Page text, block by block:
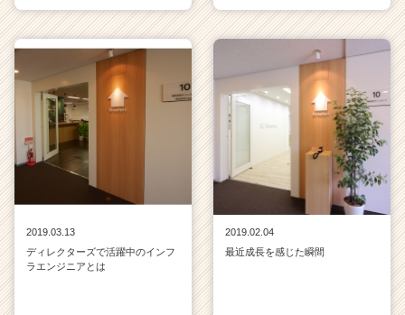
2019.03.13
ディレクターズで活躍中のインフ
ラエンジニアとは
2019.02.04
最近成長を感じた瞬間